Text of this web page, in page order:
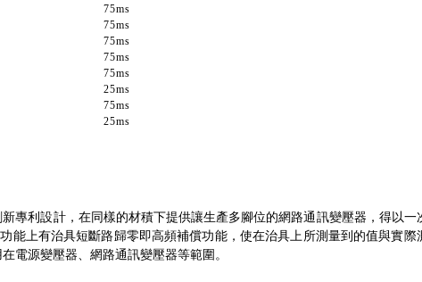
75ms
75ms
75ms
75ms
75ms
25ms
75ms
25ms
專利設計，在同樣的材積下提供讓生產多腳位的網路通訊變壓器，得以一
能上有治具短斷路歸零即高頻補償功能，使在治具上所測量到的值與實際
電源變壓器、網路通訊變壓器等範圍。